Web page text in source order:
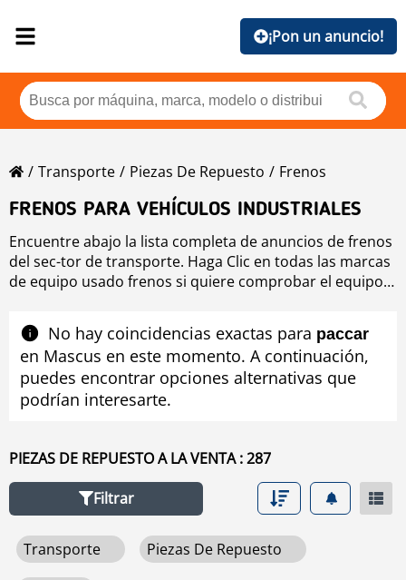
¡Pon un anuncio!
Transporte Piezas De Repuesto
Frenos
FRENOS PARA VEHÍCULOS INDUSTRIALES
Encuentre abajo la lista completa de anuncios de frenos
del sec-tor de transporte. Haga Clic en todas las marcas
de equipo usado frenos si quiere comprobar el equipo
desea mejorar los resultados de búsqueda de equipo
usado de frenos utilizando la herramienta de
navegación situada en el lado izquierdo.
No hay coincidencias exactas para paccar
en Mascus en este momento. A continuación,
puedes encontrar opciones alternativas que
podrían interesarte.
PIEZAS DE REPUESTO A LA VENTA : 287
Filtrar
Transporte Piezas De Repuesto